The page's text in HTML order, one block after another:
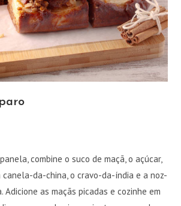
combine o suco de maçã, o açúcar,
canela-da-china, o cravo-da-índia e a noz-
Adicione as maçãs picadas e cozinhe em